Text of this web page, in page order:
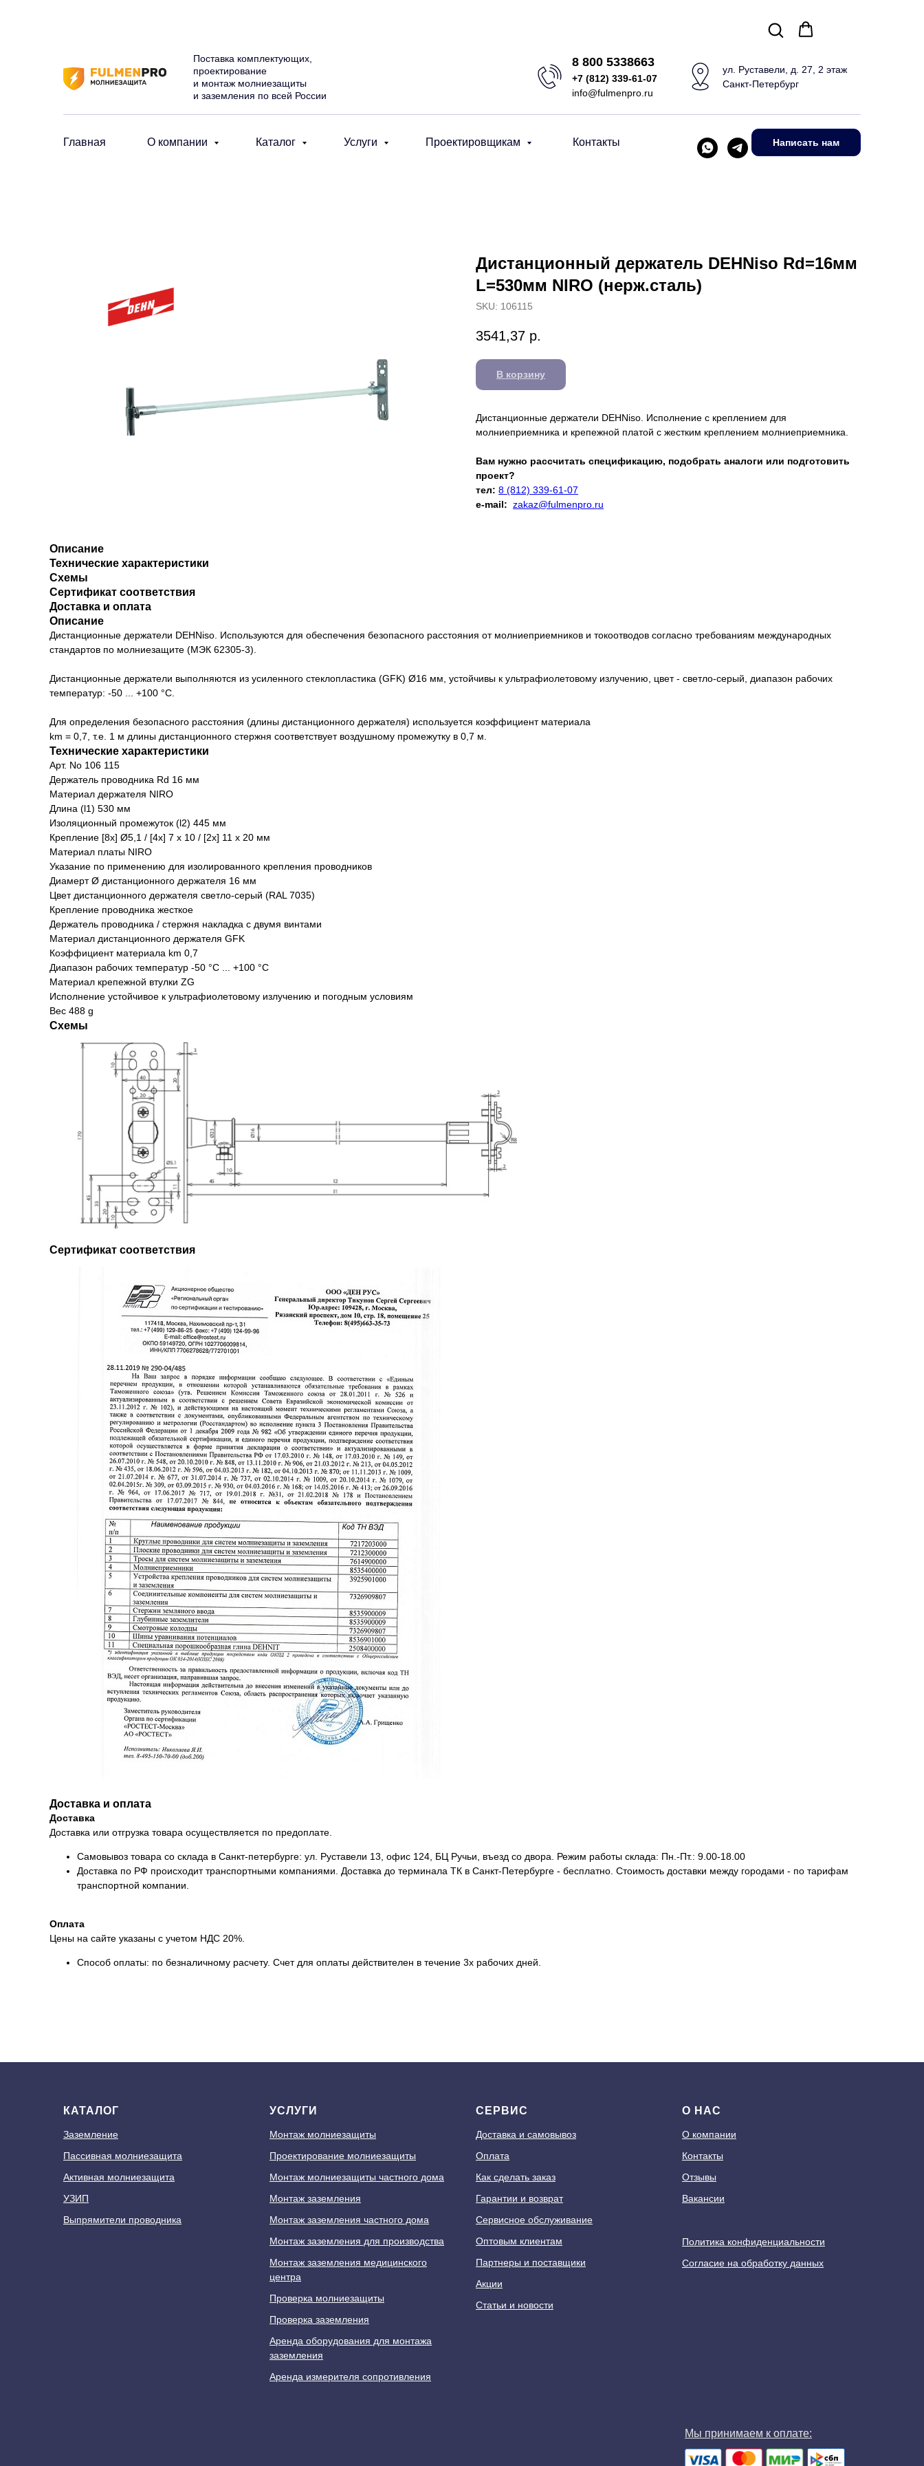
Поставка комплектующих,
проектирование
и монтаж молниезащиты
и заземления по всей России
8 800 5338663
+7 (812) 339-61-07
info@fulmenpro.ru
ул. Руставели, д. 27, 2 этаж
Санкт-Петербург
Главная О компании Каталог Услуги Проектировщикам Контакты Написать нам
Дистанционный держатель DEHNiso Rd=16мм
L=530мм NIRO (нерж.сталь)
SKU: 106115
3541,37 р.
В корзину
Дистанционные держатели DEHNiso. Исполнение с креплением для
молниеприемника и крепежной платой с жестким креплением молниеприемника.
Вам нужно рассчитать спецификацию, подобрать аналоги или подготовить
проект?
тел: 8 (812) 339-61-07
e-mail: zakaz@fulmenpro.ru
Описание
Технические характеристики
Схемы
Сертификат соответствия
Доставка и оплата
Описание
Дистанционные держатели DEHNiso. Используются для обеспечения безопасного расстояния от молниеприемников и токоотводов согласно требованиям международных
стандартов по молниезащите (МЭК 62305-3).
Дистанционные держатели выполняются из усиленного стеклопластика (GFK) Ø16 мм, устойчивы к ультрафиолетовому излучению, цвет - светло-серый, диапазон рабочих
температур: -50 ... +100 °C.
Для определения безопасного расстояния (длины дистанционного держателя) используется коэффициент материала
km = 0,7, т.е. 1 м длины дистанционного стержня соответствует воздушному промежутку в 0,7 м.
Технические характеристики
Арт. No 106 115
Держатель проводника Rd 16 мм
Материал держателя NIRO
Длина (l1) 530 мм
Изоляционный промежуток (l2) 445 мм
Крепление [8x] Ø5,1 / [4x] 7 x 10 / [2x] 11 x 20 мм
Материал платы NIRO
Указание по применению для изолированного крепления проводников
Диамерт Ø дистанционного держателя 16 мм
Цвет дистанционного держателя светло-серый (RAL 7035)
Крепление проводника жесткое
Держатель проводника / стержня накладка с двумя винтами
Материал дистанционного держателя GFK
Коэффициент материала km 0,7
Диапазон рабочих температур -50 °C ... +100 °C
Материал крепежной втулки ZG
Исполнение устойчивое к ультрафиолетовому излучению и погодным условиям
Вес 488 g
Схемы
Сертификат соответствия
Доставка и оплата
Доставка
Доставка или отгрузка товара осуществляется по предоплате.
Самовывоз товара со склада в Санкт-петербурге: ул. Руставели 13, офис 124, БЦ Ручьи, въезд со двора. Режим работы склада: Пн.-Пт.: 9.00-18.00
Доставка по РФ происходит транспортными компаниями. Доставка до терминала ТК в Санкт-Петербурге - бесплатно. Стоимость доставки между городами - по тарифам
транспортной компании.
Оплата
Цены на сайте указаны с учетом НДС 20%.
Способ оплаты: по безналичному расчету. Счет для оплаты действителен в течение 3х рабочих дней.
КАТАЛОГ
Заземление
Пассивная молниезащита
Активная молниезащита
УЗИП
Выпрямители проводника
УСЛУГИ
Монтаж молниезащиты
Проектирование молниезащиты
Монтаж молниезащиты частного дома
Монтаж заземления
Монтаж заземления частного дома
Монтаж заземления для производства
Монтаж заземления медицинского
центра
Проверка молниезащиты
Проверка заземления
Аренда оборудования для монтажа
заземления
Аренда измерителя сопротивления
СЕРВИС
Доставка и самовывоз
Оплата
Как сделать заказ
Гарантии и возврат
Сервисное обслуживание
Оптовым клиентам
Партнеры и поставщики
Акции
Статьи и новости
О НАС
О компании
Контакты
Отзывы
Вакансии
Политика конфиденциальности
Согласие на обработку данных
Мы принимаем к оплате: